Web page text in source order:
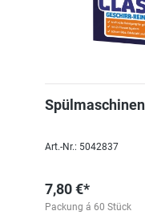
Art.-Nr.: 5042837
7,80 €*
Packung á 60 Stück